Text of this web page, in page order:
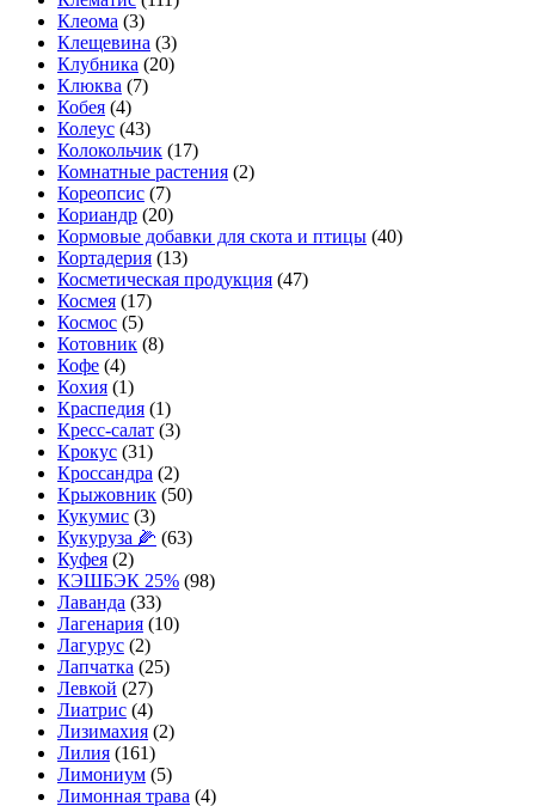
Клеома (3)
Клещевина (3)
Клубника (20)
Клюква (7)
Кобея (4)
Колеус (43)
Колокольчик (17)
Комнатные растения (2)
Кореопсис (7)
Кориандр (20)
Кормовые добавки для скота и птицы (40)
Кортадерия (13)
Косметическая продукция (47)
Космея (17)
Космос (5)
Котовник (8)
Кофе (4)
Кохия (1)
Краспедия (1)
Кресс-салат (3)
Крокус (31)
Кроссандра (2)
Крыжовник (50)
Кукумис (3)
Кукуруза 🌽 (63)
Куфея (2)
КЭШБЭК 25% (98)
Лаванда (33)
Лагенария (10)
Лагурус (2)
Лапчатка (25)
Левкой (27)
Лиатрис (4)
Лизимахия (2)
Лилия (161)
Лимониум (5)
Лимонная трава (4)